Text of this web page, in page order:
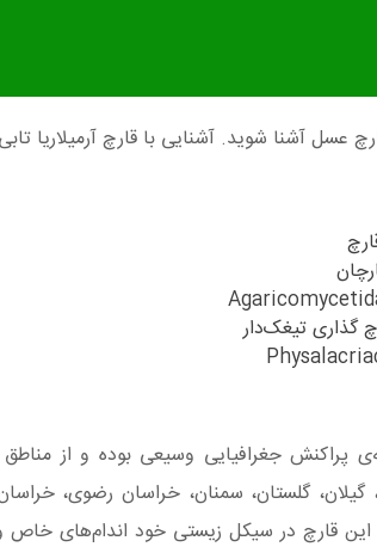
عسل آشنا شوید. آشنایی با قارچ آرمیلاریا
گذاری تیغک‌دار
پراکنش جغرافیایی وسیعی بوده و از
گیلان، گلستان، سمنان، خراسان رضوی،
قارچ در سیکل زیستی خود اندام‌های خاص و